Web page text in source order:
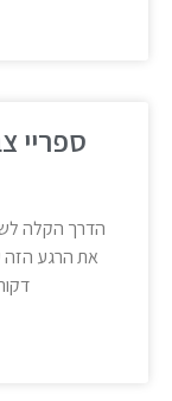
הדרך הקלה
את הרגע הזה